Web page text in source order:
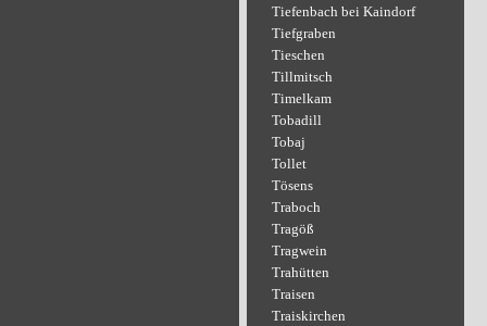
Tiefenbach bei Kaindorf
Tiefgraben
Tieschen
Tillmitsch
Timelkam
Tobadill
Tobaj
Tollet
Tösens
Traboch
Tragöß
Tragwein
Trahütten
Traisen
Traiskirchen